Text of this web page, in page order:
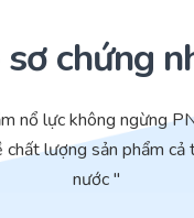
chứng
nổ lực không ngừng
chất lượng sản phẩm cả
nước "